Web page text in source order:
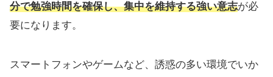
分で勉強時間を確保し、集中を維持する強い意志が必
要になります。
スマートフォンやゲームなど、誘惑の多い環境でいか